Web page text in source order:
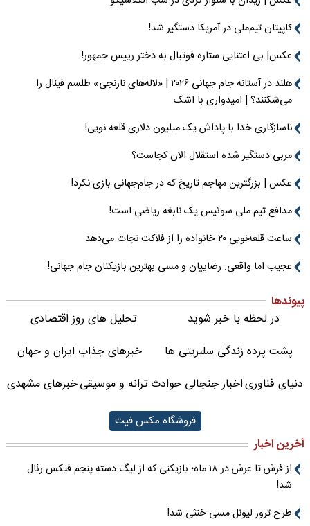
کاپیتان تیم‌ملی در آمریکا دستگیر شد!
عکس| بی اعتنایی ستاره فوتبال به دختر رییس جمهور!
هلند در آستانه جام جهانی ۲۰۲۶ | «لاله‌های نارنجی» طلسم فینال را
می‌شکنند؟ | امیدواری با اشک
ناسازگاری خدا با پاداش یک میلیون دلاری قلعه نویی!
مربی دستگیر شده استقلال الان کجاست؟
عکس | بزرگترین مهاجم تاریخ که در جام‌جهانی بازی نکرد!
مدافع تیم ملی سوئیس یک نابغه ریاضی است!
ساعت قلعه‌نویی ۲۰ خانواده را از فلاکت نجات می‌دهد
عجیب اما واقعی: رضاییان و مسی بهترین بازیکنان جام جهانی!
پیوندها
در لحظه با خبر شوید
تحلیل های روز اقتصادی
پشت پرده زندگی سلبریتی ها
خبرهای جذاب ایران و جهان
دنیای فناوریاخبار جنجالی حوادثترانه و موسیقیخبرهای مشهدی
فروشگاه مکس فیت
آخرین اخبار
از فرش تا عرش در ۱۸ ماه؛ بازیکنی که از لیگ دسته پنجم فیکس رئال
شد!
طرح ترور لیونل مسی خنثی شد!